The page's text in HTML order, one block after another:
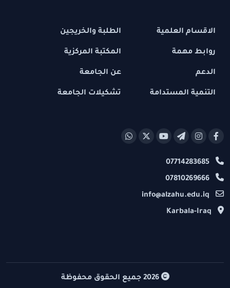
الاقسام العلمية
روابط مهمة
الدعم
التنمية المستدامة
الطلبة والخريجين
المكتبة المركزية
عن الجامعة
تشكيلات الجامعة
07714283685
07810269666
info@alzahu.edu.iq
Karbala-Iraq
2026 جميع الحقوق محفوظة